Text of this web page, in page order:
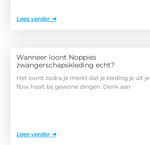
Lees verder ➜
Wanneer loont Noppies
zwangerschapskleding echt?
Het loont zodra je merkt dat je kleding je uit je
flow haalt bij gewone dingen. Denk aan
Lees verder ➜